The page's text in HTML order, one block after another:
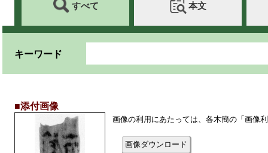
すべて 本文
キーワード
■添付画像
画像の利用にあたっては、各木簡の「画像
画像ダウンロード